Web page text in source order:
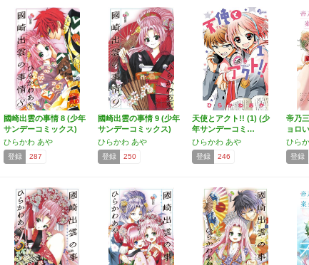
國崎出雲の事情 8 (少年
サンデーコミックス)
ひらかわ あや
登録 287
國崎出雲の事情 9 (少年
サンデーコミックス)
ひらかわ あや
登録 250
天使とアクト!! (1) (少
年サンデーコミ…
ひらかわ あや
登録 246
帝乃
ョロ
ひら
登録